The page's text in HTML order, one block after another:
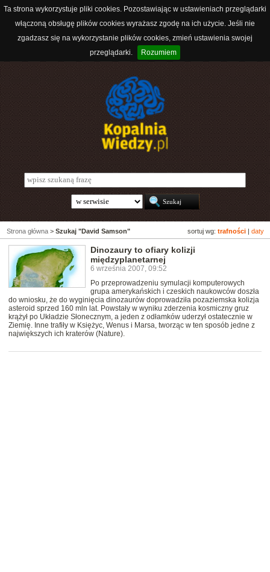
Ta strona wykorzystuje pliki cookies. Pozostawiając w ustawieniach przeglądarki
włączoną obsługę plików cookies wyrażasz zgodę na ich użycie. Jeśli nie
zgadzasz się na wykorzystanie plików cookies, zmień ustawienia swojej
przeglądarki.
Rozumiem
sortuj wg: trafności daty
Strona główna > Szukaj "David Samson"
Dinozaury to ofiary kolizji
międzyplanetarnej
6 września 2007, 09:52
Po przeprowadzeniu symulacji komputerowych
grupa amerykańskich i czeskich naukowców doszła
do wniosku, że do wyginięcia dinozaurów doprowadziła pozaziemska kolizja
asteroid sprzed 160 mln lat. Powstały w wyniku zderzenia kosmiczny gruz
krążył po Układzie Słonecznym, a jeden z odłamków uderzył ostatecznie w
Ziemię. Inne trafiły w Księżyc, Wenus i Marsa, tworząc w ten sposób jedne z
największych ich kraterów (Nature).